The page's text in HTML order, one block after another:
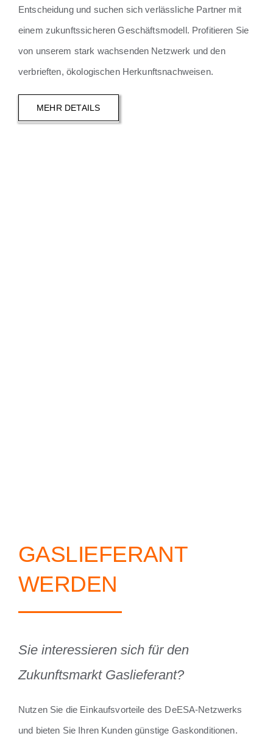
Entscheidung und suchen sich verlässliche Partner mit
einem zukunftssicheren Geschäftsmodell. Profitieren Sie
von unserem stark wachsenden Netzwerk und den
verbrieften, ökologischen Herkunftsnachweisen.
MEHR DETAILS
GASLIEFERANT
WERDEN
Sie interessieren sich für den
Zukunftsmarkt Gaslieferant?
Nutzen Sie die Einkaufsvorteile des DeESA-Netzwerks
und bieten Sie Ihren Kunden günstige Gaskonditionen.